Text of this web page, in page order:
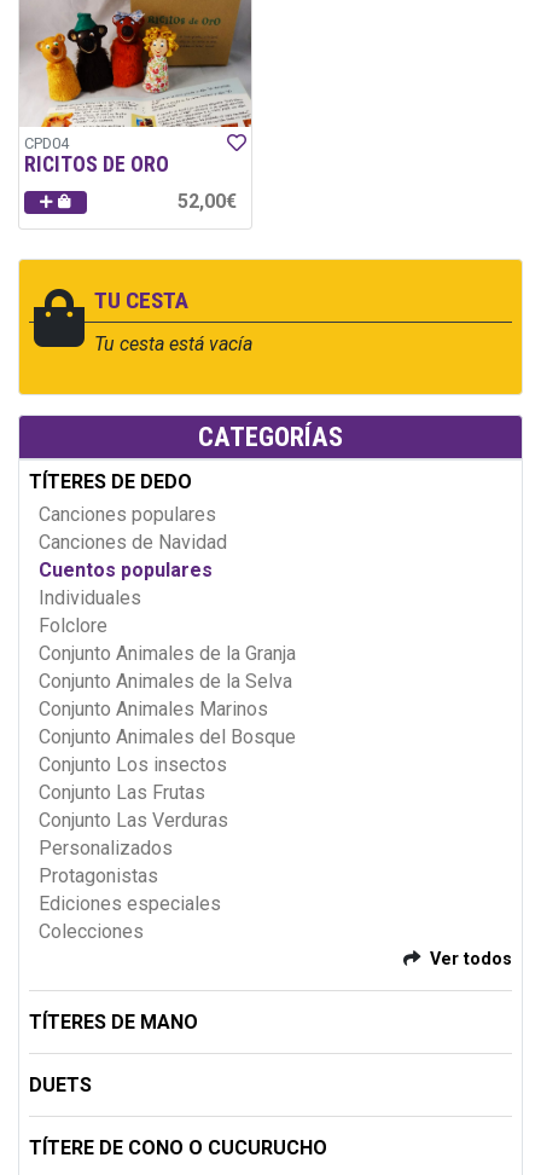
TU CESTA
Tu cesta está vacía
CATEGORÍAS
TÍTERES DE DEDO
Canciones populares
Canciones de Navidad
Cuentos populares
Individuales
Folclore
Conjunto Animales de la Granja
Conjunto Animales de la Selva
Conjunto Animales Marinos
Conjunto Animales del Bosque
Conjunto Los insectos
Conjunto Las Frutas
Conjunto Las Verduras
Personalizados
Protagonistas
Ediciones especiales
Colecciones
Ver todos
TÍTERES DE MANO
DUETS
TÍTERE DE CONO O CUCURUCHO
CPD04
RICITOS DE ORO
52,00€